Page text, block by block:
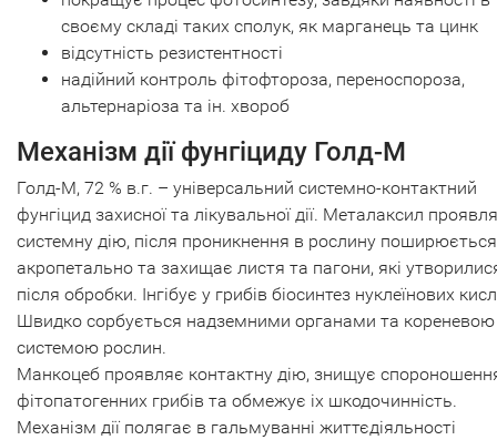
своєму складі таких сполук, як марганець та цинк
відсутність резистентності
надійний контроль фітофтороза, переноспороза,
альтернаріоза та ін. хвороб
Механізм дії фунгіциду Голд-М
Голд-М, 72 % в.г. – універсальний системно-контактний
фунгіцид захисної та лікувальної дії. Металаксил
системну дію, після проникнення в рослину поширюється
акропетально та захищає листя та пагони, які
після обробки. Інгібує у грибів біосинтез нуклеїнових
Швидко сорбується надземними органами та кореневою
системою рослин.
Манкоцеб проявляє контактну дію, знищує
фітопатогенних грибів та обмежує іх шкодочинність.
Механізм дії полягає в гальмуванні життєдіяльності